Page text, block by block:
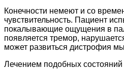
Конечности немеют и со
чувствительность. Пациент
покалывающие ощущения в
появляется тремор,
может развиться дистрофия
Лечением подобных состояний